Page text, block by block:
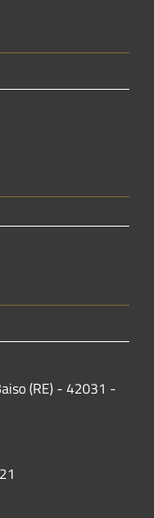
(RE) - 42031 -